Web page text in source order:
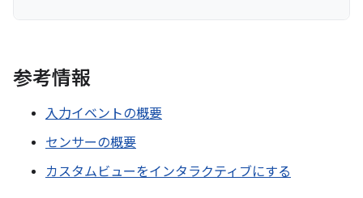
参考情報
入力イベントの概要
センサーの概要
カスタムビューをインタラクティブにする